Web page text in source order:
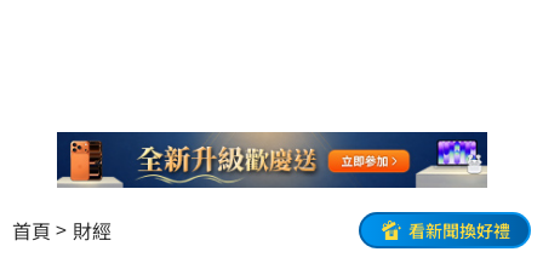
首頁 財經 看新聞換好禮